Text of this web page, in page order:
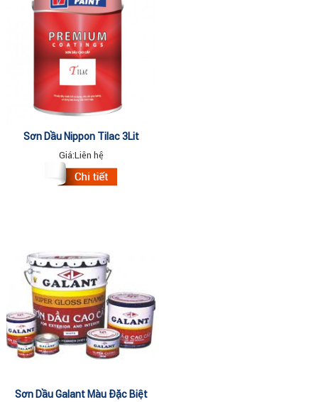
Sơn Dầu Nippon Tilac 3Lit
Giá:Liên hệ
Sơn Dầu Galant Màu Đặc Biệt